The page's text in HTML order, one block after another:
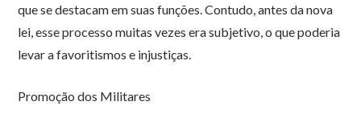
que se destacam em suas funções. Contudo, antes da nova
lei, esse processo muitas vezes era subjetivo, o que poderia
levar a favoritismos e injustiças.
Promoção dos Militares